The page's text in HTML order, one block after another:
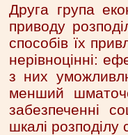
Друга група
приводу
способів їх
нерівноцінні:
з них
менший
забезпеченні
шкалі розподілу